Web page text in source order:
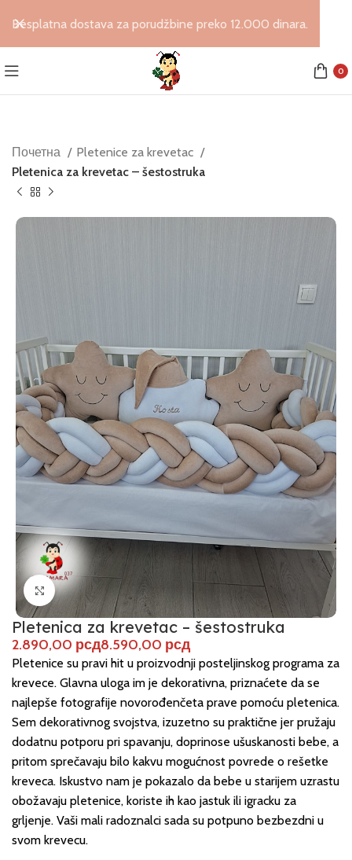
0
Почетна
Pletenice za krevetac
Pletenica za krevetac – šestostruka
Click to enlarge
Pletenica za krevetac – šestostruka
рсд рсд
Pletenice su pravi hit u proizvodnji posteljinskog programa za
krevece. Glavna uloga im je dekorativna, priznaćete da se
najlepše fotografije novorođenčeta prave pomoću pletenica.
Sem dekorativnog svojstva, izuzetno su praktične jer pružaju
dodatnu potporu pri spavanju, doprinose ušuskanosti bebe, a
pritom sprečavaju bilo kakvu mogućnost povrede o rešetke
kreveca. Iskustvo nam je pokazalo da bebe u starijem uzrastu
obožavaju pletenice, koriste ih kao jastuk ili igracku za
grljenje. Vaši mali radoznalci sada su potpuno bezbezdni u
svom krevecu.
Besplatna dostava za porudžbine preko 12.000 dinara.